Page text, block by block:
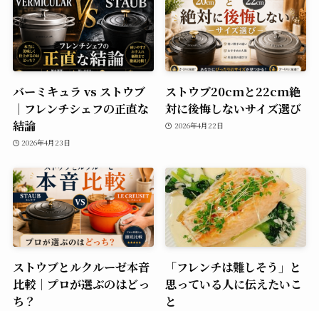
バーミキュラ vs ストウブ
｜フレンチシェフの正直な
結論
2026年4月23日
ストウブ20cmと22cm絶
対に後悔しないサイズ選び
2026年4月22日
ストウブとルクルーゼ本音
比較｜プロが選ぶのはどっ
ち？
「フレンチは難しそう」と
思っている人に伝えたいこ
と